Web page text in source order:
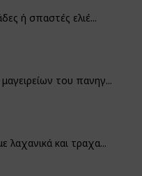
ή σπαστές ελιέ...
του πανηγ...
και τραχα...